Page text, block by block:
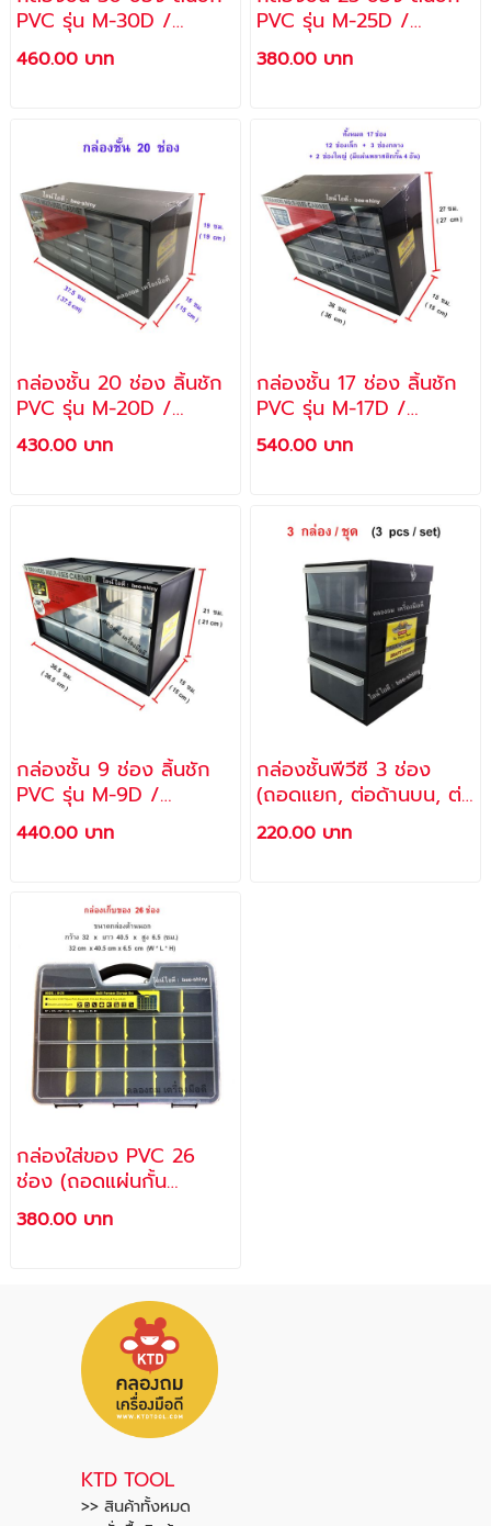
PVC รุ่น M-30D /
ALLWAYS
460.00 บาท
PVC รุ่น M-25D /
ALLWAYS
380.00 บาท
กล่องชั้น 20 ช่อง ลิ้นชัก
PVC รุ่น M-20D /
ALLWAYS
430.00 บาท
กล่องชั้น 17 ช่อง ลิ้นชัก
PVC รุ่น M-17D /
ALLWAYS
540.00 บาท
กล่องชั้น 9 ช่อง ลิ้นชัก
PVC รุ่น M-9D /
ALLWAYS
440.00 บาท
กล่องชั้นพีวีซี 3 ช่อง
(ถอดแยก, ต่อด้านบน, ต่อ
ด้านข้างได้) รุ่น M-168D
220.00 บาท
กล่องใส่ของ PVC 26
ช่อง (ถอดแผ่นกั้น
พลาสติกออกได้) รุ่น M-
26
380.00 บาท
KTD TOOL
>> สินค้าทั้งหมด